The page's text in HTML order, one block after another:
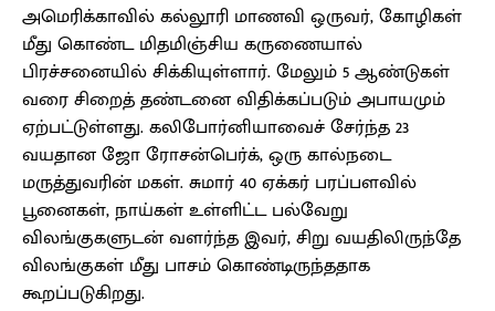
அமெரிக்காவில் கல்லூரி மாணவி ஒருவர், கோழிகள்
மீது கொண்ட மிதமிஞ்சிய கருணையால்
பிரச்சனையில் சிக்கியுள்ளார். மேலும் 5 ஆண்டுகள்
வரை சிறைத் தண்டனை விதிக்கப்படும் அபாயமும்
ஏற்பட்டுள்ளது. கலிபோர்னியாவைச் சேர்ந்த 23
வயதான ஜோ ரோசன்பெர்க், ஒரு கால்நடை
மருத்துவரின் மகள். சுமார் 40 ஏக்கர் பரப்பளவில்
பூனைகள், நாய்கள் உள்ளிட்ட பல்வேறு
விலங்குகளுடன் வளர்ந்த இவர், சிறு வயதிலிருந்தே
விலங்குகள் மீது பாசம் கொண்டிருந்ததாக
கூறப்படுகிறது.